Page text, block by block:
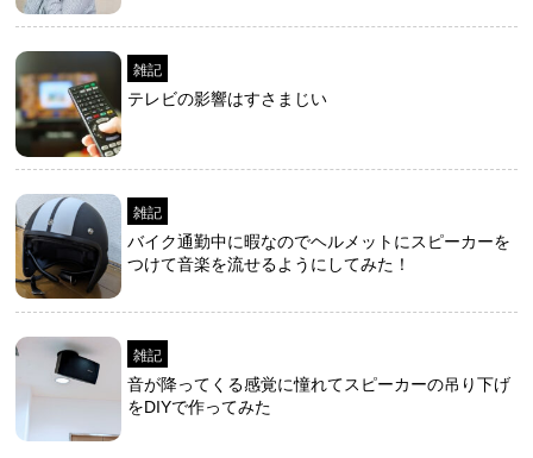
雑記
テレビの影響はすさまじい
雑記
バイク通勤中に暇なのでヘルメットにスピーカーを
つけて音楽を流せるようにしてみた！
雑記
音が降ってくる感覚に憧れてスピーカーの吊り下げ
をDIYで作ってみた